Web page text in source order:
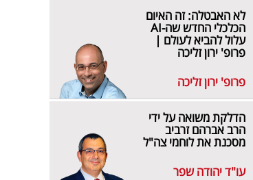
לא האבטלה: זה האיום
הכלכלי החדש שה-AI
עלול להביא לעולם |
פרופ' ירון זליכה
פרופ' ירון זליכה
הדלקת משואה על ידי
הרב אברהם זרביב
מסכנת את לוחמי צה"ל
עו"ד יהודה שפר